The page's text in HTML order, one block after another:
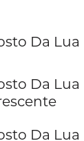
Da Lua
Da
Da